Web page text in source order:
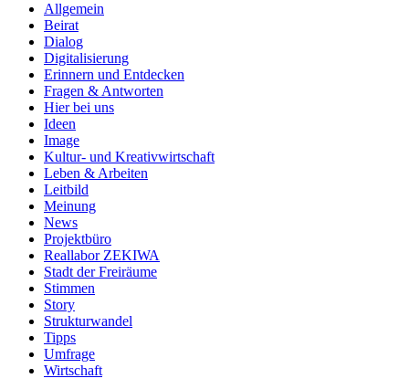
Allgemein
Beirat
Dialog
Digitalisierung
Erinnern und Entdecken
Fragen & Antworten
Hier bei uns
Ideen
Image
Kultur- und Kreativwirtschaft
Leben & Arbeiten
Leitbild
Meinung
News
Projektbüro
Reallabor ZEKIWA
Stadt der Freiräume
Stimmen
Story
Strukturwandel
Tipps
Umfrage
Wirtschaft